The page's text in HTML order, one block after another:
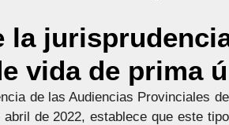
la
vida de prima
de las Audiencias Provinciales
abril de 2022, establece que este